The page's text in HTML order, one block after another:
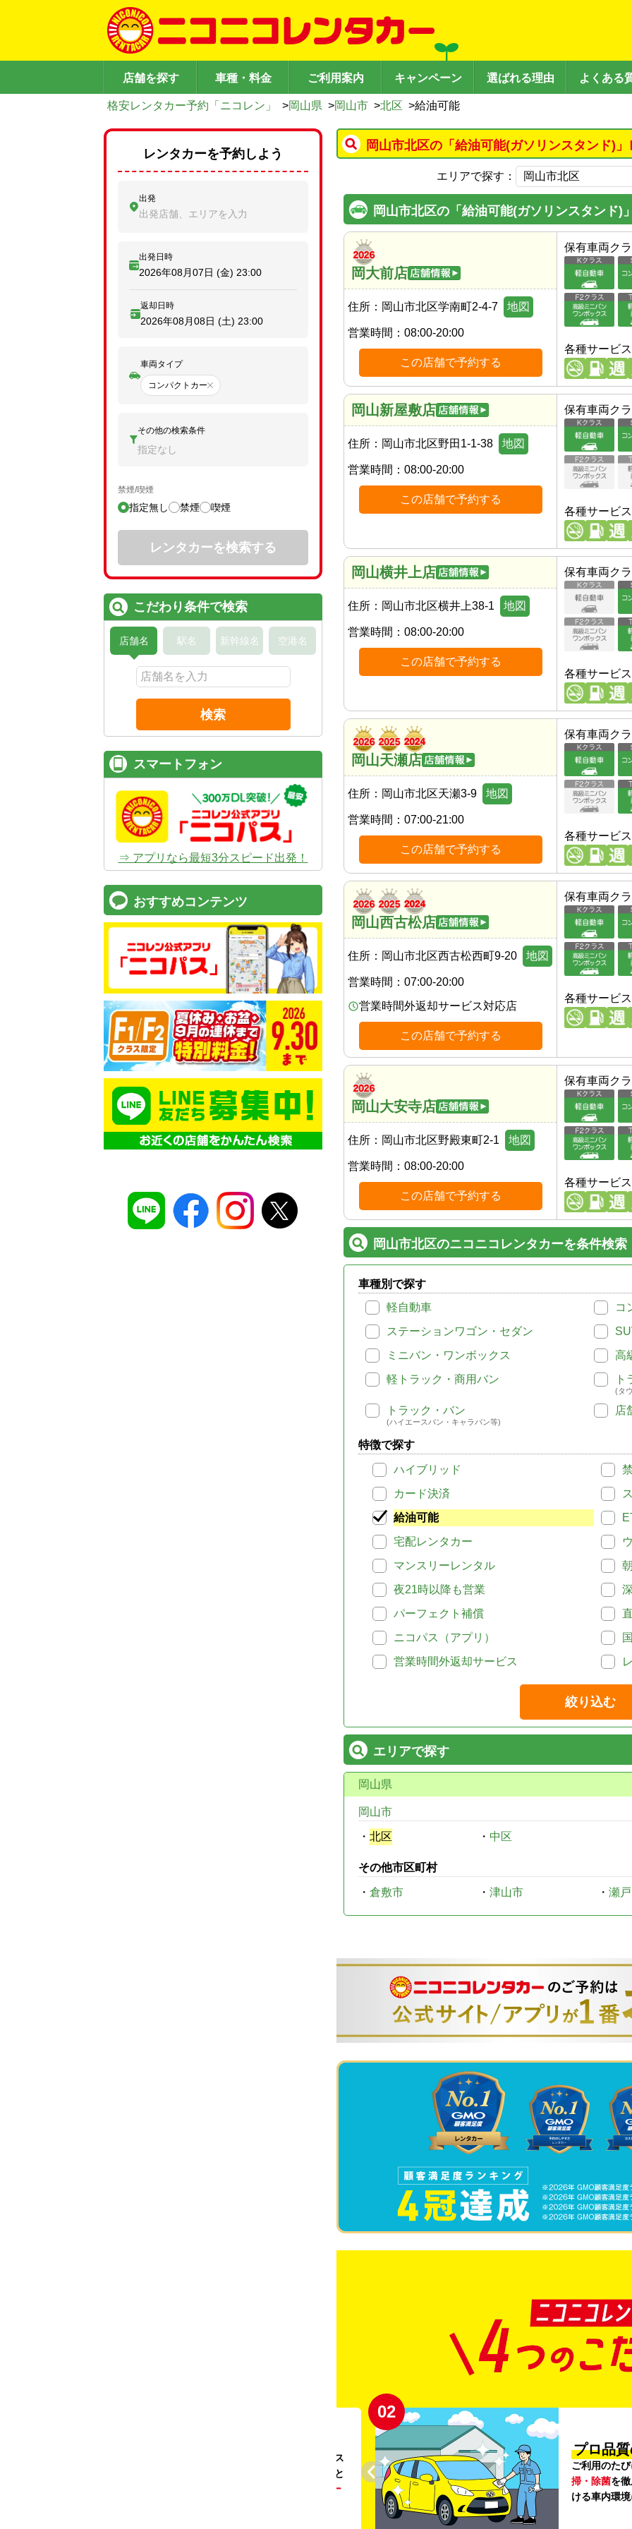
店舗を探す 車種・料金 ご利用案内 キャンペーン 選ばれる理由 よくある
格安レンタカー予約「ニコレン」 >岡山県 >岡山市 >北区 >給油可能
岡山市北区の「給油可能(ガソリンスタンド)
エリアで探す：
岡山市北区の「給油可能(ガソリンスタンド)
岡大前店
住所： 岡山市北区学南町2-4-7 地図
営業時間： 08:00-20:00
この店舗で予約する
保有車両ク
各種サービス
岡山新屋敷店
住所： 岡山市北区野田1-1-38 地図
営業時間： 08:00-20:00
この店舗で予約する
保有車両ク
各種サービス
岡山横井上店
住所： 岡山市北区横井上38-1 地図
営業時間： 08:00-20:00
この店舗で予約する
保有車両ク
各種サービス
岡山天瀬店
住所： 岡山市北区天瀬3-9 地図
営業時間： 07:00-21:00
この店舗で予約する
保有車両ク
各種サービス
岡山西古松店
住所： 岡山市北区西古松西町9-20 地図
営業時間： 07:00-20:00
営業時間外返却サービス対応店
この店舗で予約する
保有車両ク
各種サービス
岡山大安寺店
住所： 岡山市北区野殿東町2-1 地図
営業時間： 08:00-20:00
この店舗で予約する
保有車両ク
各種サービス
岡山市北区のニコニコレンタカーを条件検索
車種別で探す
軽自動車
コ
ステーションワゴン・セダン
ミニバン・ワンボックス
高
軽トラック・商用バン
ト
(タ
トラック・バン
(ハイエースバン・キャラバン等)
店
特徴で探す
ハイブリッド
カード決済
給油可能
宅配レンタカー
マンスリーレンタル
夜21時以降も営業
パーフェクト補償
ニコパス（アプリ）
営業時間外返却サービス
絞り込む
エリアで探す
岡山県
岡山市
・ 北区 ・ 中区
その他市区町村
・ 倉敷市 ・ 津山市 ・ 瀬
。ガソリンス
タンドや整備工場の既存インフラを活用すること
リー
02
プロ品
ご利用のた
掃・除菌を
ける車内環
レンタカーを予約しよう
出発
出発店舗、エリアを入力
出発日時
2026年08月07日 (金) 23:00
返却日時
2026年08月08日 (土) 23:00
車両タイプ
コンパクトカー
その他の検索条件
指定なし
禁煙/喫煙
指定無し 禁煙 喫煙
レンタカーを検索する
こだわり条件で検索
店舗名 駅名 新幹線名 空港名
検索
スマートフォン
⇒ アプリなら最短3分スピード出発！
おすすめコンテンツ